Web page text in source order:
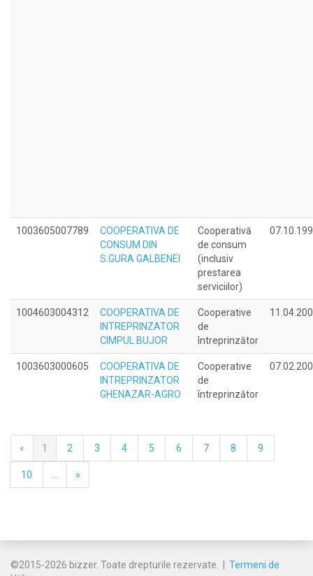
1003605007789
COOPERATIVA DE
CONSUM DIN
S.GURA GALBENEI
Cooperativă
de consum
(inclusiv
prestarea
serviciilor)
1004603004312
COOPERATIVA DE
INTREPRINZATOR
CIMPUL BUJOR
Cooperative
de
întreprinzător
1003603000605
COOPERATIVA DE
INTREPRINZATOR
GHENAZAR-AGRO
Cooperative
de
întreprinzător
« 1 2 3 4 5 6 7 8 9
10 »
©2015-2026 bizzer. Toate drepturile rezervate. | Termeni de